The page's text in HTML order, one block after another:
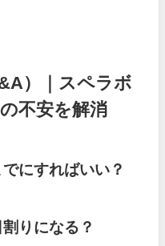
）｜スペラボ
不安を解消
にすればいい？
りになる？